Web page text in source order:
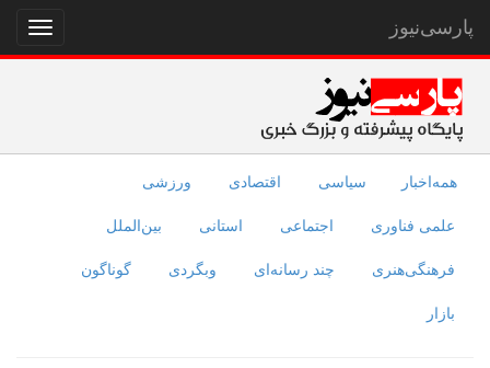
نمایش
منو
پارسی‌نیوز
همه‌اخبار سیاسی اقتصادی ورزشی
علمی فناوری اجتماعی استانی بین‌الملل
فرهنگی‌هنری چند رسانه‌ای وبگردی گوناگون
بازار